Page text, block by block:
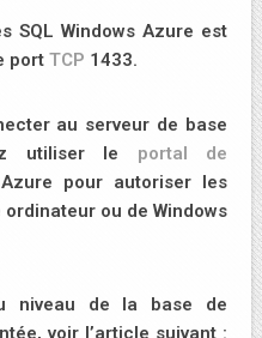
SQL Windows Azure est
port TCP 1433.
au serveur de base
utiliser le portal de
pour autoriser les
ou de Windows
niveau de la base de
voir l’article suivant :